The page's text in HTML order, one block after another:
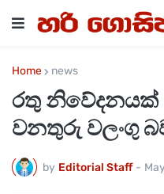
Home news
රතු නිවේදනයක්
වනතුරු වලංගු
by Editorial Staff -